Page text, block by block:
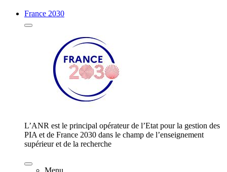
France 2030
L’ANR est le principal opérateur de l’Etat pour la gestion des
PIA et de France 2030 dans le champ de l’enseignement
supérieur et de la recherche
Menu